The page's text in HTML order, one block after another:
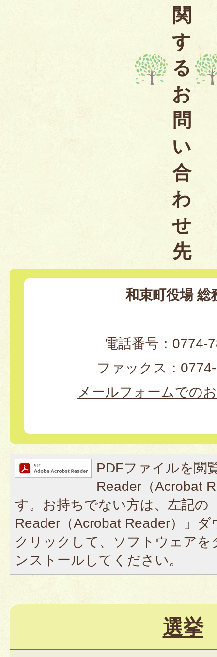
関
す
る
お
問
い
合
わ
せ
先
和束町役場 総
電話番号：0774-
ファックス：
メールフォームでの
PDFファイルを閲
Reader（Acrobat
す。お持ちでない方は、左記の
Reader（Acrobat Reader）」
クリックして、ソフトウェア
ンストールしてください。
選挙